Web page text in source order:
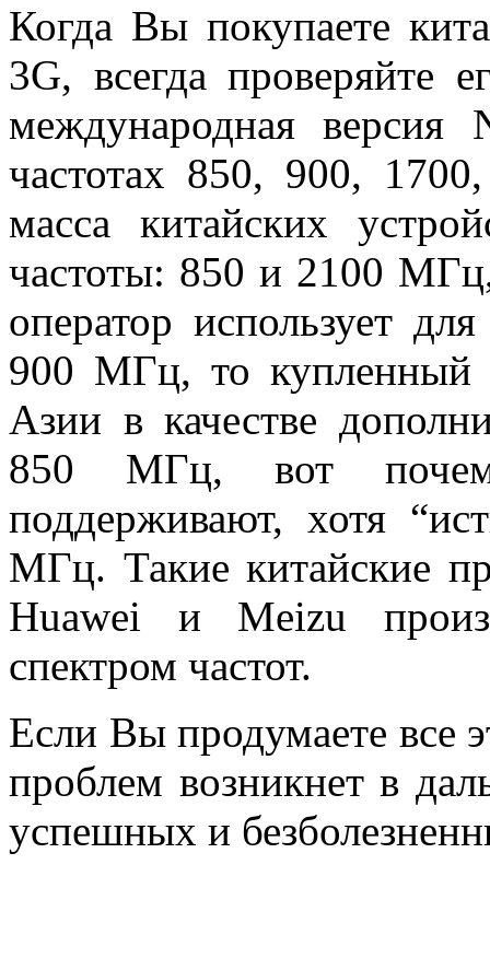
Когда Вы покупаете
3G, всегда проверяйте
международная
частотах 850, 900,
масса китайских
частоты: 850 и 2100
оператор использует
900 МГц, то купленный
Азии в качестве
850 МГц, вот
поддерживают, хотя
МГц. Такие китайские
Huawei и Meizu
спектром частот.
Если Вы продумаете все
проблем возникнет в
успешных и